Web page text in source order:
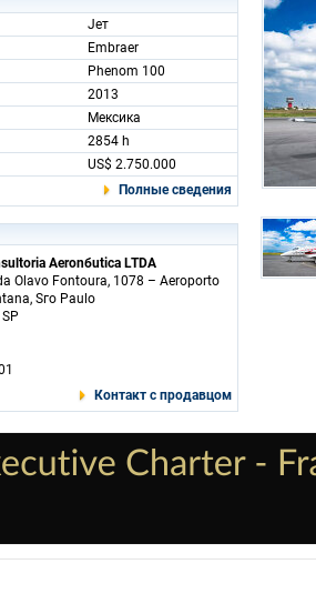
Jет
Embraer
Phenom 100
2013
Мексика
2854 h
US$ 2.750.000
Полные сведения
Aeronбutica LTDA
Olavo Fontoura, 1078 – Aeroporto
Sгo Paulo
Контакт с продавцом